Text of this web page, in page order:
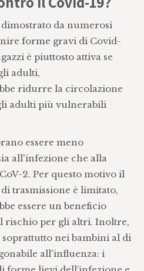
da numerosi
forme gravi di Covid-
è piuttosto attiva se
adulti,
ridurre la circolazione
adulti più vulnerabili
essere meno
all'infezione che alla
2. Per questo motivo il
trasmissione è limitato,
essere un beneficio
per gli altri. Inoltre,
nei bambini al di
all'influenza: i